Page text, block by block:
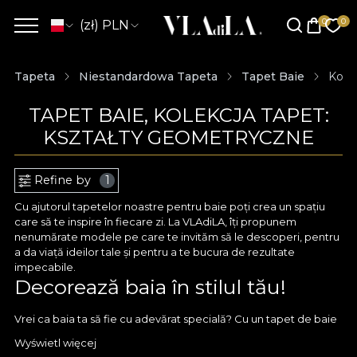
(zł) PLN
Tapeta Niestandardowa Tapeta Tapet Baie
TAPET BAIE, KOLEKCJA TAPET:
KSZTAŁTY GEOMETRYCZNE
Refine by 1
Cu ajutorul tapetelor noastre pentru baie poți crea un spațiu
care să te inspire în fiecare zi. La VLAdiLA, îți propunem
nenumărate modele pe care te invităm să le descoperi, pentru
a da viață ideilor tale și pentru a te bucura de rezultate
impecabile.
Decorează baia în stilul tău!
Vrei ca baia ta să fie cu adevărat specială? Cu un tapet de baie
plan design-uri care te reprezintă cu adevărat. Îți oferim tot
Wyświetl więcej